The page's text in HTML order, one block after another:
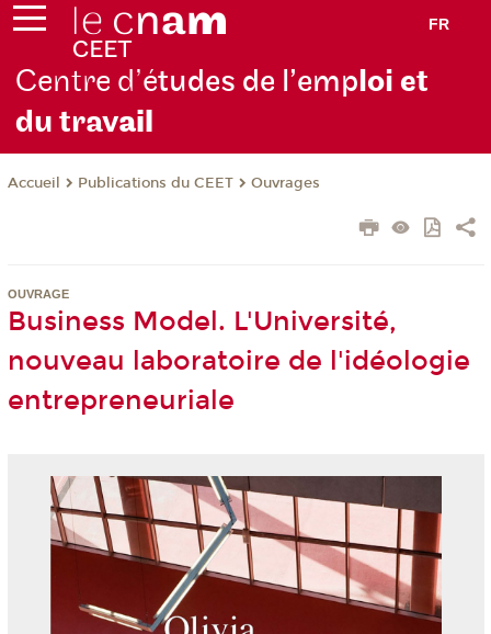
FR
Centre d’études de l’emploi et
du travail
Accueil Publications du CEET Ouvrages
OUVRAGE
Business Model. L'Université,
nouveau laboratoire de l'idéologie
entrepreneuriale